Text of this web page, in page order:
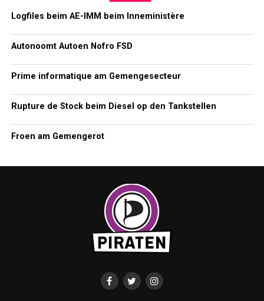
Logfiles beim AE-IMM beim Inneministère
Autonoomt Autoen Nofro FSD
Prime informatique am Gemengesecteur
Rupture de Stock beim Diesel op den Tankstellen
Froen am Gemengerot